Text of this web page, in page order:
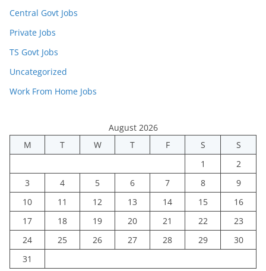
Central Govt Jobs
Private Jobs
TS Govt Jobs
Uncategorized
Work From Home Jobs
August 2026
M
T W T F S
S
1
2
3
4 5 6 7 8
9
10
11 12 13 14 15
16
17
18 19 20 21 22
23
24
25 26 27 28 29
30
31